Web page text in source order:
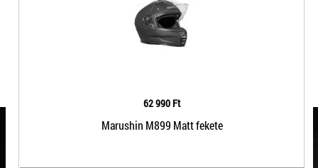
62 990 Ft
Marushin M899 Matt fekete